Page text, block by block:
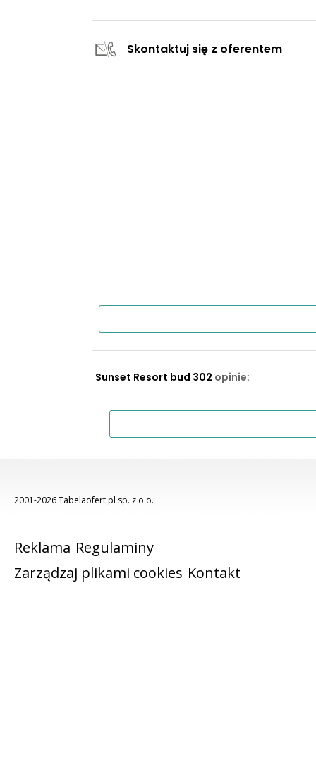
Skontaktuj się z oferentem
Sunset Resort bud 302 opinie:
2001-2026 Tabelaofert.pl sp. z o.o.
Reklama Regulaminy
Zarządzaj plikami cookies Kontakt